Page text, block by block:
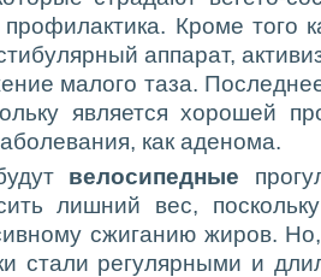
профилактика. Кроме того
аппарат,
малого таза.
является хорошей
как аденома.
велосипедные
лишний вес,
сжиганию жиров.
стали регулярными и